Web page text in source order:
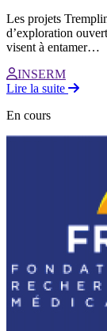
Les projets
d’exploration
visent à entamer…
INSERM
Lire la suite
En cours